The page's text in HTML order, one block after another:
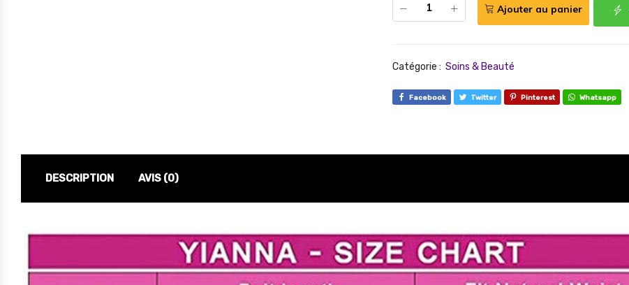
Ajouter au panier
Catégorie : Soins & Beauté
Facebook Twitter Pinterest Whatsapp
DESCRIPTION AVIS (0)